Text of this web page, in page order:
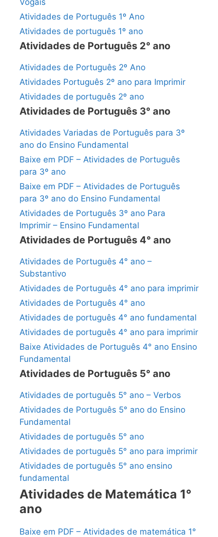
Atividades de Português 1º Ano
Atividades de português 1º ano
Atividades de Português 2° ano
Atividades de Português 2º Ano
Atividades Português 2º ano para Imprimir
Atividades de português 2º ano
Atividades de Português 3° ano
Atividades Variadas de Português para 3º
ano do Ensino Fundamental
Baixe em PDF – Atividades de Português
para 3º ano
Baixe em PDF – Atividades de Português
para 3º ano do Ensino Fundamental
Atividades de Português 3º ano Para
Imprimir – Ensino Fundamental
Atividades de Português 4° ano
Atividades de Português 4° ano –
Substantivo
Atividades de Português 4° ano para imprimir
Atividades de Português 4° ano
Atividades de português 4° ano fundamental
Atividades de português 4° ano para imprimir
Baixe Atividades de Português 4° ano Ensino
Fundamental
Atividades de Português 5° ano
Atividades de português 5° ano – Verbos
Atividades de Português 5° ano do Ensino
Fundamental
Atividades de português 5° ano
Atividades de português 5° ano para imprimir
Atividades de português 5° ano ensino
fundamental
Atividades de Matemática 1°
ano
Baixe em PDF – Atividades de matemática 1°